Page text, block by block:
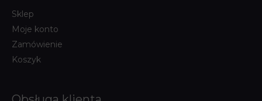
Sklep
Moje konto
Zamówienie
Koszyk